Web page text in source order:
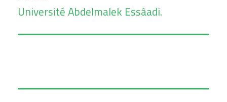
Université Abdelmalek Essâadi.